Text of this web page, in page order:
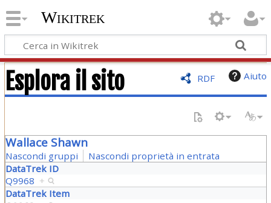
Wikitrek
RDF Aiuto
Esplora il sito
Wallace Shawn
Nascondi gruppi
Nascondi proprietà in entrata
DataTrek ID
Q9968 +
DataTrek Item